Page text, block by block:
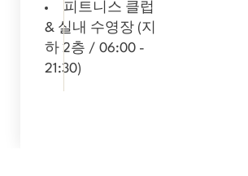
피트니스 클럽
& 실내 수영장 (지
하 2층 / 06:00 -
21:30)